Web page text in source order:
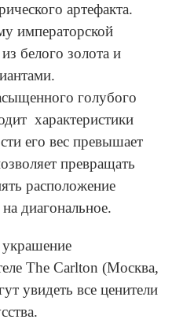
артефакта.
императорской
белого золота и
голубого
характеристики
его вес превышает
превращать
расположение
диагональное.
The Carlton (Москва,
увидеть все ценители